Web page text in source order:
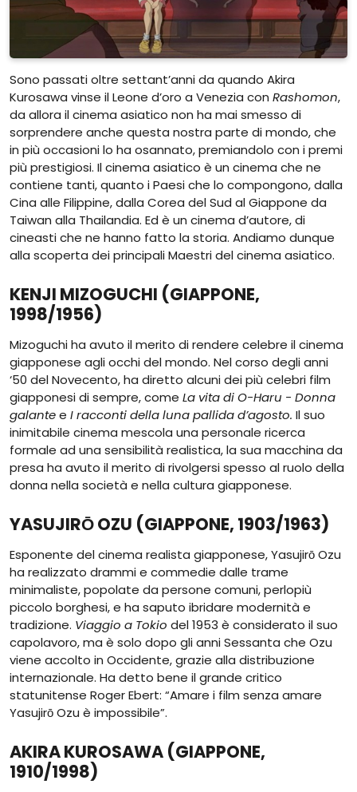
Sono passati oltre settant’anni da quando Akira
Kurosawa vinse il Leone d’oro a Venezia con Rashomon,
da allora il cinema asiatico non ha mai smesso di
sorprendere anche questa nostra parte di mondo, che
in più occasioni lo ha osannato, premiandolo con i premi
più prestigiosi. Il cinema asiatico è un cinema che ne
contiene tanti, quanto i Paesi che lo compongono, dalla
Cina alle Filippine, dalla Corea del Sud al Giappone da
Taiwan alla Thailandia. Ed è un cinema d’autore, di
cineasti che ne hanno fatto la storia. Andiamo dunque
alla scoperta dei principali Maestri del cinema asiatico.
KENJI MIZOGUCHI (GIAPPONE,
1998/1956)
Mizoguchi ha avuto il merito di rendere celebre il cinema
giapponese agli occhi del mondo. Nel corso degli anni
‘50 del Novecento, ha diretto alcuni dei più celebri film
giapponesi di sempre, come La vita di O-Haru - Donna
galantee I racconti della luna pallida d’agosto. Il suo
inimitabile cinema mescola una personale ricerca
formale ad una sensibilità realistica, la sua macchina da
presa ha avuto il merito di rivolgersi spesso al ruolo della
donna nella società e nella cultura giapponese.
YASUJIRŌ OZU (GIAPPONE, 1903/1963)
Esponente del cinema realista giapponese, Yasujirō Ozu
ha realizzato drammi e commedie dalle trame
minimaliste, popolate da persone comuni, perlopiù
piccolo borghesi, e ha saputo ibridare modernità e
tradizione. Viaggio a Tokio del 1953 è considerato il suo
capolavoro, ma è solo dopo gli anni Sessanta che Ozu
viene accolto in Occidente, grazie alla distribuzione
internazionale. Ha detto bene il grande critico
statunitense Roger Ebert: “Amare i film senza amare
Yasujirō Ozu è impossibile”.
AKIRA KUROSAWA (GIAPPONE,
1910/1998)